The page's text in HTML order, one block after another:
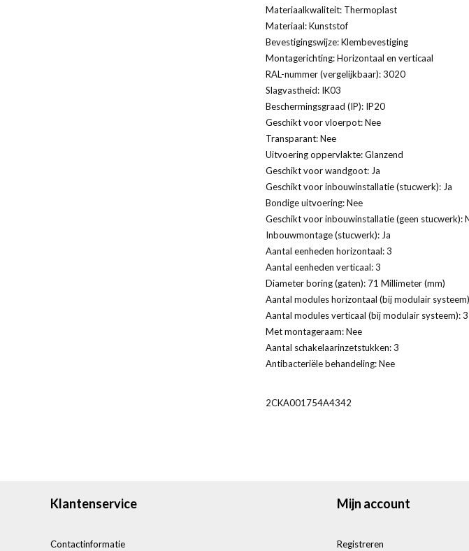
Materiaalkwaliteit: Thermoplast
Materiaal: Kunststof
Bevestigingswijze: Klembevestiging
Montagerichting: Horizontaal en verticaal
RAL-nummer (vergelijkbaar): 3020
Slagvastheid: IK03
Beschermingsgraad (IP): IP20
Geschikt voor vloerpot: Nee
Transparant: Nee
Uitvoering oppervlakte: Glanzend
Geschikt voor wandgoot: Ja
Geschikt voor inbouwinstallatie (stucwerk): Ja
Bondige uitvoering: Nee
Geschikt voor inbouwinstallatie (geen stucwerk):
Inbouwmontage (stucwerk): Ja
Aantal eenheden horizontaal: 3
Aantal eenheden verticaal: 3
Diameter boring (gaten): 71 Millimeter (mm)
Aantal modules horizontaal (bij modulair
Aantal modules verticaal (bij modulair systeem): 3
Met montageraam: Nee
Aantal schakelaarinzetstukken: 3
Antibacteriële behandeling: Nee
2CKA001754A4342
Klantenservice
Contactinformatie
Mijn account
Registreren